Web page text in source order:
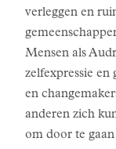
verleggen en
Mensen als
zelfexpressie en
en
anderen zich
om door te